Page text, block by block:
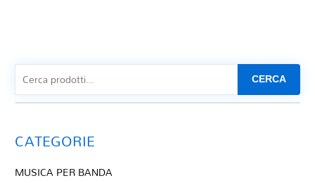
CERCA
CATEGORIE
MUSICA PER BANDA